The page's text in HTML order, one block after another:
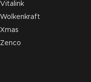
Vitalink
Wolkenkraft
Xmas
Zenco